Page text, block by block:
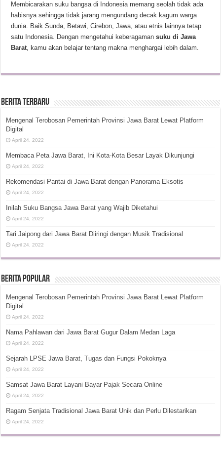
Membicarakan suku bangsa di Indonesia memang seolah tidak ada
habisnya sehingga tidak jarang mengundang decak kagum warga
dunia. Baik Sunda, Betawi, Cirebon, Jawa, atau etnis lainnya tetap
satu Indonesia. Dengan mengetahui keberagamansuku di Jawa
Barat, kamu akan belajar tentang makna menghargai lebih dalam.
Berita Terbaru
Mengenal Terobosan Pemerintah Provinsi Jawa Barat Lewat Platform
Digital
April 24, 2022
Membaca Peta Jawa Barat, Ini Kota-Kota Besar Layak Dikunjungi
April 24, 2022
Rekomendasi Pantai di Jawa Barat dengan Panorama Eksotis
April 24, 2022
Inilah Suku Bangsa Jawa Barat yang Wajib Diketahui
April 24, 2022
Tari Jaipong dari Jawa Barat Diiringi dengan Musik Tradisional
April 24, 2022
Berita Popular
Mengenal Terobosan Pemerintah Provinsi Jawa Barat Lewat Platform
Digital
April 24, 2022
Nama Pahlawan dari Jawa Barat Gugur Dalam Medan Laga
April 24, 2022
Sejarah LPSE Jawa Barat, Tugas dan Fungsi Pokoknya
April 24, 2022
Samsat Jawa Barat Layani Bayar Pajak Secara Online
April 24, 2022
Ragam Senjata Tradisional Jawa Barat Unik dan Perlu Dilestarikan
April 24, 2022